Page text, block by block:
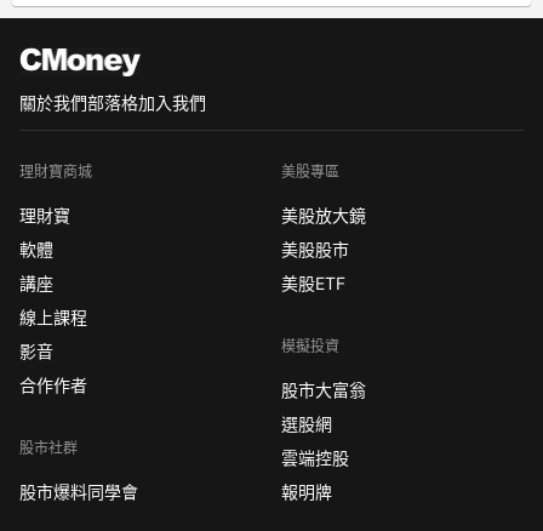
關於我們部落格加入我們
理財寶商城
理財寶
軟體
講座
線上課程
影音
合作作者
股市社群
股市爆料同學會
美股專區
美股放大鏡
美股股市
美股ETF
模擬投資
股市大富翁
選股網
雲端控股
報明牌